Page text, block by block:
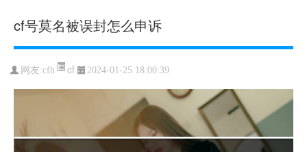
cf号莫名被误封怎么申诉
网友:cfh cf 2024-01-25 18:00:39